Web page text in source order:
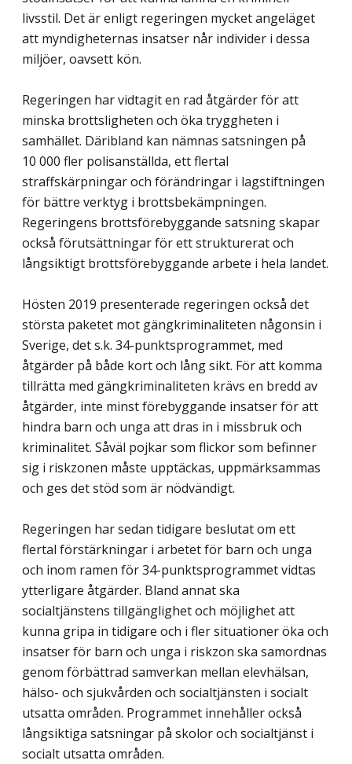
livsstil. Det är enligt regeringen mycket angeläget
att myndigheternas insatser når individer i dessa
miljöer, oavsett kön.
Regeringen har vidtagit en rad åtgärder för att
minska brottsligheten och öka tryggheten i
samhället. Däribland kan nämnas satsningen på
10 000 fler polisanställda, ett flertal
straffskärpningar och förändringar i lagstiftningen
för bättre verktyg i brottsbekämpningen.
Regeringens brottsförebyggande satsning skapar
också förutsättningar för ett strukturerat och
långsiktigt brottsförebyggande arbete i hela landet.
Hösten 2019 presenterade regeringen också det
största paketet mot gängkriminaliteten någonsin i
Sverige, det s.k. 34-punktsprogrammet, med
åtgärder på både kort och lång sikt. För att komma
tillrätta med gängkriminaliteten krävs en bredd av
åtgärder, inte minst förebyggande insatser för att
hindra barn och unga att dras in i missbruk och
kriminalitet. Såväl pojkar som flickor som befinner
sig i riskzonen måste upptäckas, uppmärksammas
och ges det stöd som är nödvändigt.
Regeringen har sedan tidigare beslutat om ett
flertal förstärkningar i arbetet för barn och unga
och inom ramen för 34-punktsprogrammet vidtas
ytterligare åtgärder. Bland annat ska
socialtjänstens tillgänglighet och möjlighet att
kunna gripa in tidigare och i fler situationer öka och
insatser för barn och unga i riskzon ska samordnas
genom förbättrad samverkan mellan elevhälsan,
hälso- och sjukvården och socialtjänsten i socialt
utsatta områden. Programmet innehåller också
långsiktiga satsningar på skolor och socialtjänst i
socialt utsatta områden.